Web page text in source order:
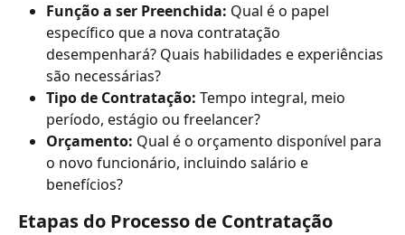
Função a ser Preenchida: Qual é o papel
específico que a nova contratação
desempenhará? Quais habilidades e experiências
são necessárias?
Tipo de Contratação: Tempo integral, meio
período, estágio ou freelancer?
Orçamento: Qual é o orçamento disponível para
o novo funcionário, incluindo salário e
benefícios?
Etapas do Processo de Contratação